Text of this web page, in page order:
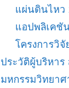
แผ่นดินไหว
แอปพลิเคชั
โครงการวิ
ประวัติผู้บริหาร
มหกรรมวิทยา